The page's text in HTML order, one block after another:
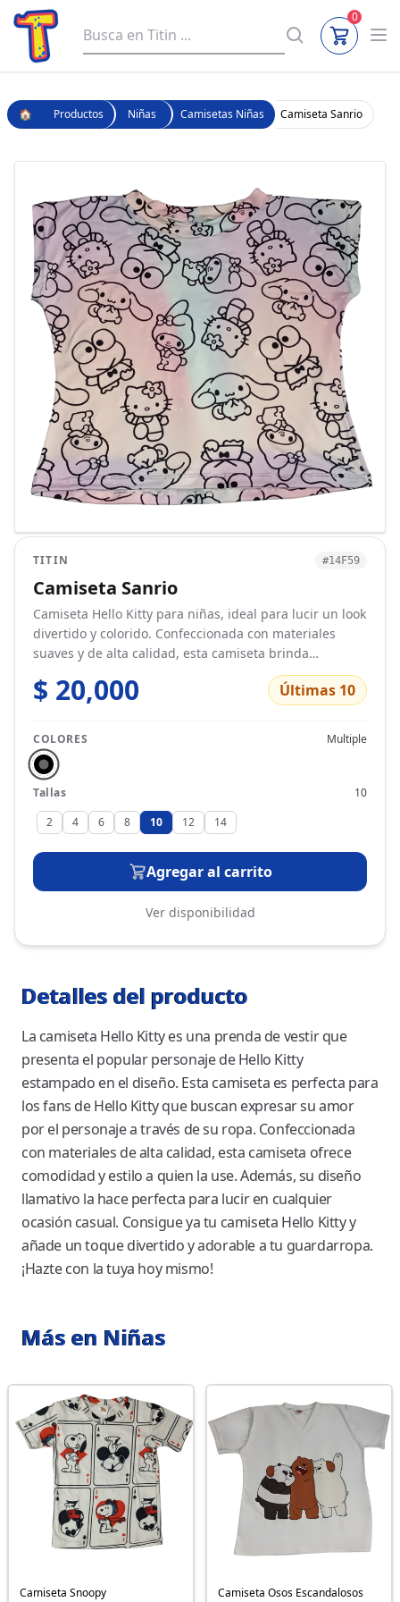
0
🏠 Productos Niñas Camisetas Niñas Camiseta Sanrio
TITIN #14F59
Camiseta Sanrio
Camiseta Hello Kitty para niñas, ideal para lucir un look
divertido y colorido. Confeccionada con materiales
suaves y de alta calidad, esta camiseta brinda
comodidad y estilo a las pequeñas fanáticas de Hello
Kitty. Disponible en varias tallas y colores.
$ 20,000 Últimas 10
COLORES Multiple
Tallas
10
2
4 6 8 10 12 14
Agregar al carrito
Ver disponibilidad
Detalles del producto
La camiseta Hello Kitty es una prenda de vestir que
presenta el popular personaje de Hello Kitty
estampado en el diseño. Esta camiseta es perfecta para
los fans de Hello Kitty que buscan expresar su amor
por el personaje a través de su ropa. Confeccionada
con materiales de alta calidad, esta camiseta ofrece
comodidad y estilo a quien la use. Además, su diseño
llamativo la hace perfecta para lucir en cualquier
ocasión casual. Consigue ya tu camiseta Hello Kitty y
añade un toque divertido y adorable a tu guardarropa.
¡Hazte con la tuya hoy mismo!
Más en Niñas
Camiseta Snoopy Camiseta Osos Escandalosos